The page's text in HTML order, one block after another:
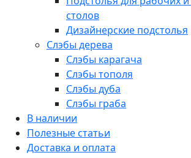
столов
Дизайнерские подстолья
Слэбы дерева
Слэбы карагача
Слэбы тополя
Слэбы дуба
Слэбы граба
В наличии
Полезные статьи
Доставка и оплата